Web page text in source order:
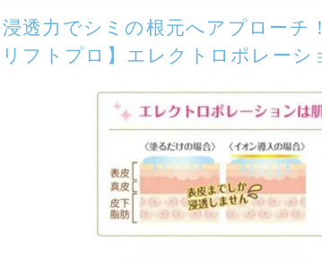
透力でシミの根元へアプローチ！
リフトプロ】エレクトロポレーシ